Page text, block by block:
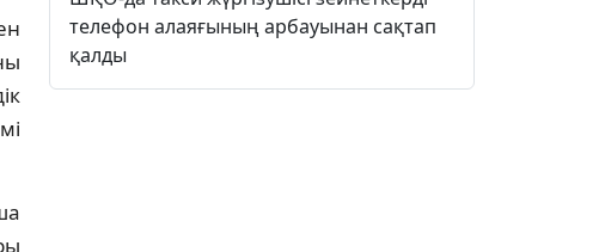
телефон алаяғының арбауынан сақтап
қалды